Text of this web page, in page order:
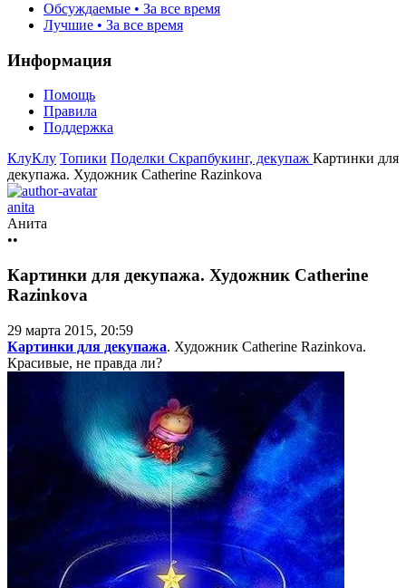
Обсуждаемые • За все время
Лучшие • За все время
Информация
Помощь
Правила
Поддержка
КлуКлу Топики Поделки Скрапбукинг, декупаж Картинки для
декупажа. Художник Catherine Razinkova
anita
Анита
••
Картинки для декупажа. Художник Catherine
Razinkova
29 марта 2015, 20:59
Картинки для декупажа. Художник Catherine Razinkova.
Красивые, не правда ли?